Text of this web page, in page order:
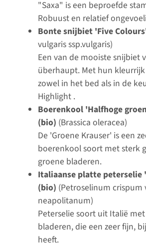
"Saxa" is een beproefde
Robuust en relatief
Bonte snijbiet 'Five
vulgaris ssp.vulgaris)
Een van de mooiste snijbiet
überhaupt. Met hun
zowel in het bed als in de
Highlight .
Boerenkool 'Halfhoge
(bio) (Brassica oleracea)
De 'Groene Krauser' is een
boerenkool soort met sterk
groene bladeren.
Italiaanse platte peterselie
(bio) (Petroselinum crispum
neapolitanum)
Peterselie soort uit Italië
bladeren, die een zeer fijn,
heeft.